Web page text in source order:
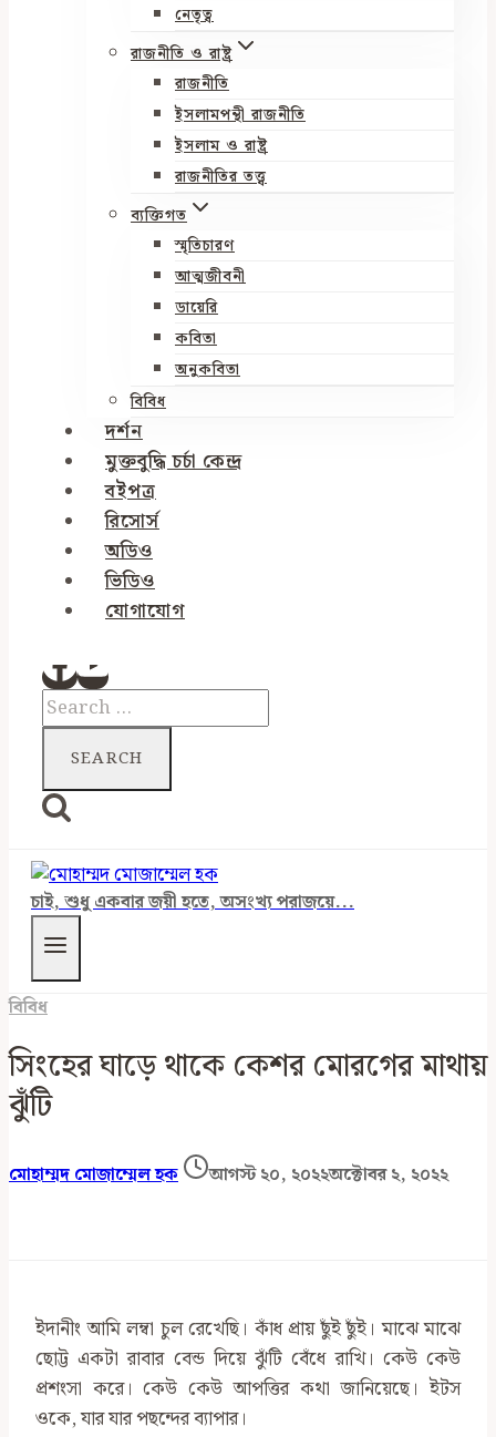
নেতৃত্ব
রাজনীতি ও রাষ্ট্র
রাজনীতি
ইসলামপন্থী রাজনীতি
ইসলাম ও রাষ্ট্র
রাজনীতির তত্ত্ব
ব্যক্তিগত
স্মৃতিচারণ
আত্মজীবনী
ডায়েরি
কবিতা
অনুকবিতা
বিবিধ
দর্শন
মুক্তবুদ্ধি চর্চা কেন্দ্র
বইপত্র
রিসোর্স
অডিও
ভিডিও
যোগাযোগ
Search
for:
চাই, শুধু একবার জয়ী হতে, অসংখ্য পরাজয়ে...
বিবিধ
সিংহের ঘাড়ে থাকে কেশর মোরগের মাথায়
ঝুঁটি
মোহাম্মদ মোজাম্মেল হক আগস্ট ২০, ২০২২অক্টোবর ২, ২০২২
ইদানীং আমি লম্বা চুল রেখেছি। কাঁধ প্রায় ছুঁই ছুঁই। মাঝে মাঝে
ছোট্ট একটা রাবার বেন্ড দিয়ে ঝুঁটি বেঁধে রাখি। কেউ কেউ
প্রশংসা করে। কেউ কেউ আপত্তির কথা জানিয়েছে। ইটস
ওকে, যার যার পছন্দের ব্যাপার।